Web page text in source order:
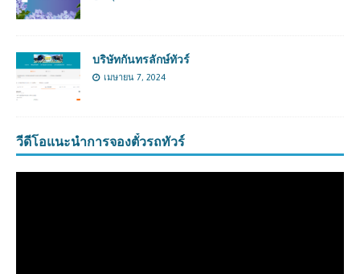
บริษัทกันทรลักษ์ทัวร์
เมษายน 7, 2024
วีดีโอแนะนำการจองตั๋วรถทัวร์